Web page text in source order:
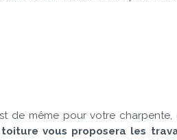
de même pour votre charpente,
vous proposera les